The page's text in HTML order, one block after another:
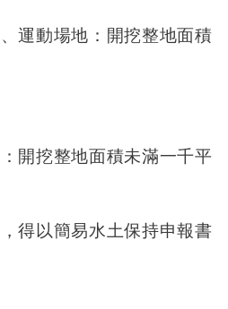
運動場地：開挖整地面積
開挖整地面積未滿一千平
得以簡易水土保持申報書